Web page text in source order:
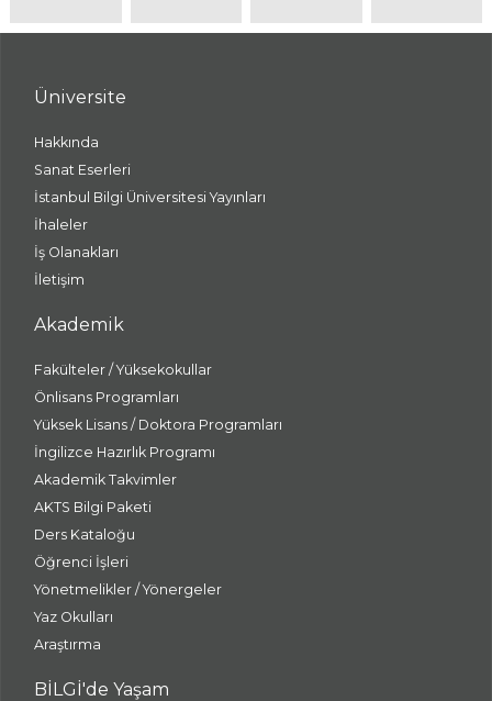
Üniversite
Hakkında
Sanat Eserleri
İstanbul Bilgi Üniversitesi Yayınları
İhaleler
İş Olanakları
İletişim
Akademik
Fakülteler / Yüksekokullar
Önlisans Programları
Yüksek Lisans / Doktora Programları
İngilizce Hazırlık Programı
Akademik Takvimler
AKTS Bilgi Paketi
Ders Kataloğu
Öğrenci İşleri
Yönetmelikler / Yönergeler
Yaz Okulları
Araştırma
BİLGİ'de Yaşam